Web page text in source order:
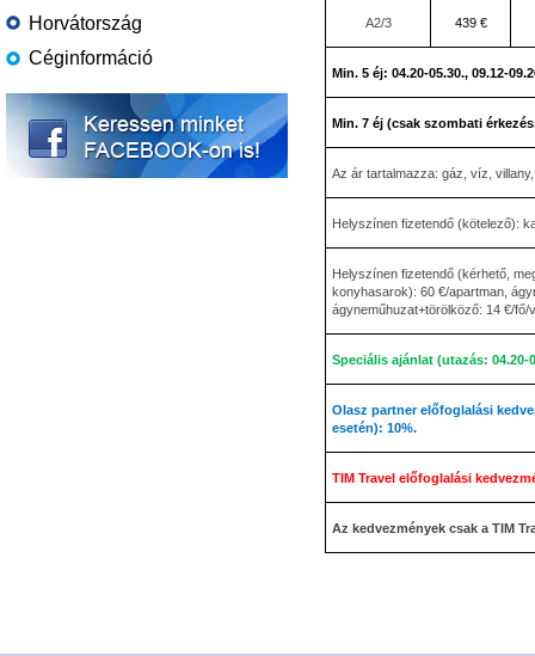
A2/3 439 €
Min. 5 éj: 04.20-05.30., 09.12-
Min. 7 éj (csak szombati
Az ár tartalmazza: gáz, víz,
Helyszínen fizetendő (kötelező):
Helyszínen fizetendő (kérhető,
konyhasarok): 60 €/apartman,
ágyneműhuzat+törölköző: 14 €/fő/
Speciális ajánlat (utazás: 04.20-
Olasz partner előfoglalási
esetén): 10%.
TIM Travel előfoglalási
Az kedvezmények csak a TIM
Horvátország
Céginformáció